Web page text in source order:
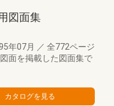
図面集
年07月 ／ 全772ページ
面を掲載した図面集で